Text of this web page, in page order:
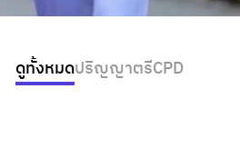
ดูทั้งหมดปริญญาตรีCPD